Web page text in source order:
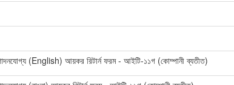
(English) আয়কর রিটার্ন ফরম - আইটি-১১গ (কোম্পানী ব্যতীত)